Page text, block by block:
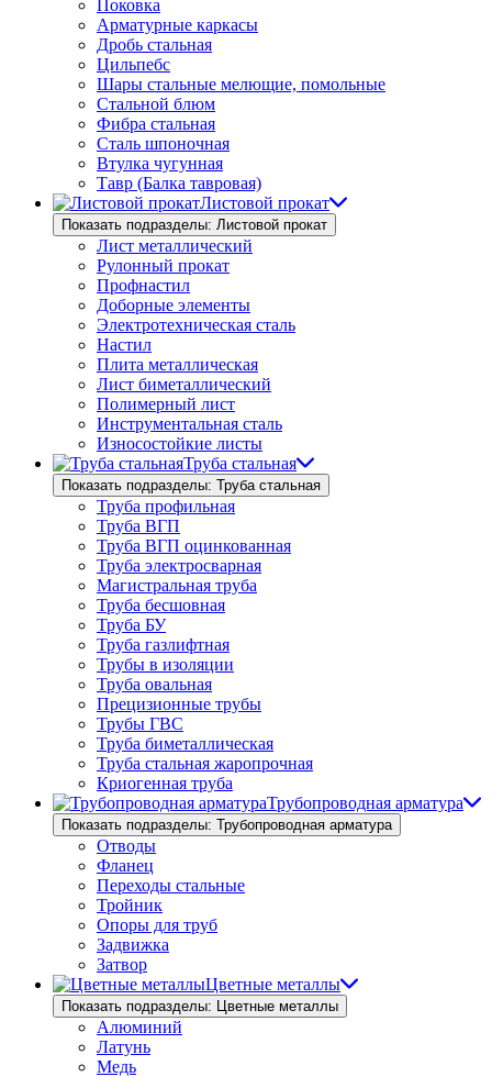
Поковка
Арматурные каркасы
Дробь стальная
Цильпебс
Шары стальные мелющие, помольные
Стальной блюм
Фибра стальная
Сталь шпоночная
Втулка чугунная
Тавр (Балка тавровая)
Листовой прокат
Показать подразделы: Листовой прокат
Лист металлический
Рулонный прокат
Профнастил
Доборные элементы
Электротехническая сталь
Настил
Плита металлическая
Лист биметаллический
Полимерный лист
Инструментальная сталь
Износостойкие листы
Труба стальная
Показать подразделы: Труба стальная
Труба профильная
Труба ВГП
Труба ВГП оцинкованная
Труба электросварная
Магистральная труба
Труба бесшовная
Труба БУ
Труба газлифтная
Трубы в изоляции
Труба овальная
Прецизионные трубы
Трубы ГВС
Труба биметаллическая
Труба стальная жаропрочная
Криогенная труба
Трубопроводная арматура
Показать подразделы: Трубопроводная арматура
Отводы
Фланец
Переходы стальные
Тройник
Опоры для труб
Задвижка
Затвор
Цветные металлы
Показать подразделы: Цветные металлы
Алюминий
Латунь
Медь